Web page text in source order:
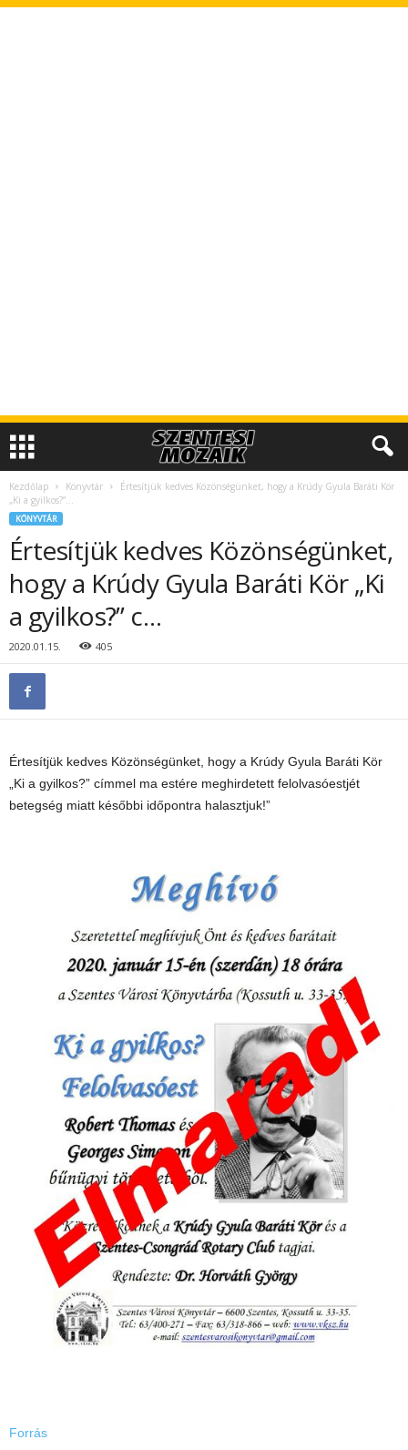
Kezdőlap Könyvtár
Értesítjük kedves Közönségünket, hogy a Krúdy Gyula Baráti Kör
„Ki a gyilkos?”...
KÖNYVTÁR
Értesítjük kedves Közönségünket,
hogy a Krúdy Gyula Baráti Kör „Ki
a gyilkos?” c…
2020.01.15. 405
Értesítjük kedves Közönségünket, hogy a Krúdy Gyula Baráti Kör
„Ki a gyilkos?” címmel ma estére meghirdetett felolvasóestjét
betegség miatt későbbi időpontra halasztjuk!”
Forrás